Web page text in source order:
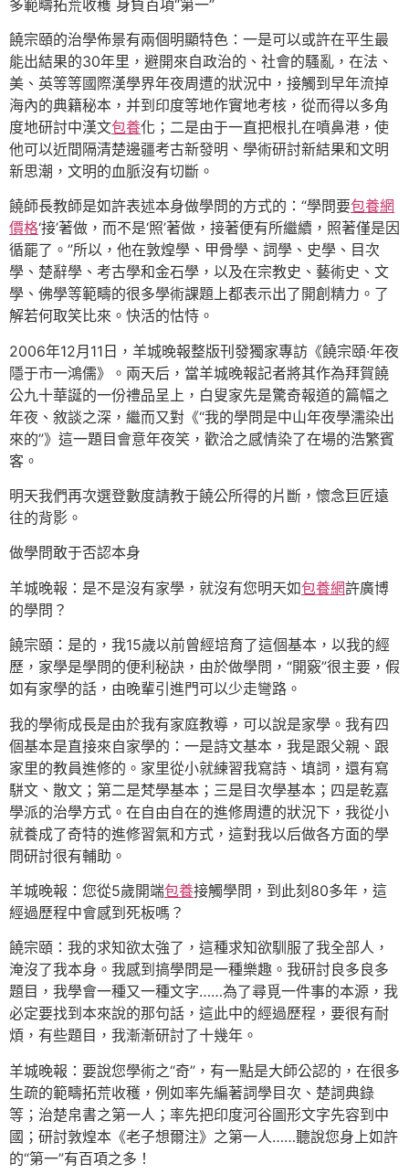
多範疇拓荒收穫 身負百項“第一”
饒宗頤的治學佈景有兩個明顯特色：一是可以或許在平生最
能出結果的30年里，避開來自政治的、社會的騷亂，在法、
美、英等等國際漢學界年夜周遭的狀況中，接觸到早年流掉
海內的典籍秘本，并到印度等地作實地考核，從而得以多角
度地研討中漢文包養化；二是由于一直把根扎在噴鼻港，使
他可以近間隔清楚邊疆考古新發明、學術研討新結果和文明
新思潮，文明的血脈沒有切斷。
饒師長教師是如許表述本身做學問的方式的：“學問要包養網
價格‘接’著做，而不是‘照’著做，接著便有所繼續，照著僅是因
循罷了。”所以，他在敦煌學、甲骨學、詞學、史學、目次
學、楚辭學、考古學和金石學，以及在宗教史、藝術史、文
學、佛學等範疇的很多學術課題上都表示出了開創精力。了
解若何取笑比來。快活的怙恃。
2006年12月11日，羊城晚報整版刊發獨家專訪《饒宗頤·年夜
隱于市一鴻儒》。兩天后，當羊城晚報記者將其作為拜賀饒
公九十華誕的一份禮品呈上，白叟家先是驚奇報道的篇幅之
年夜、敘談之深，繼而又對《“我的學問是中山年夜學濡染出
來的”》這一題目會意年夜笑，歡洽之感情染了在場的浩繁賓
客。
明天我們再次選登數度請教于饒公所得的片斷，懷念巨匠遠
往的背影。
做學問敢于否認本身
羊城晚報：是不是沒有家學，就沒有您明天如包養網許廣博
的學問？
饒宗頤：是的，我15歲以前曾經培育了這個基本，以我的經
歷，家學是學問的便利秘訣，由於做學問，“開竅”很主要，假
如有家學的話，由晚輩引進門可以少走彎路。
我的學術成長是由於我有家庭教導，可以說是家學。我有四
個基本是直接來自家學的：一是詩文基本，我是跟父親、跟
家里的教員進修的。家里從小就練習我寫詩、填詞，還有寫
駢文、散文；第二是梵學基本；三是目次學基本；四是乾嘉
學派的治學方式。在自由自在的進修周遭的狀況下，我從小
就養成了奇特的進修習氣和方式，這對我以后做各方面的學
問研討很有輔助。
羊城晚報：您從5歲開端包養接觸學問，到此刻80多年，這
經過歷程中會感到死板嗎？
饒宗頤：我的求知欲太強了，這種求知欲馴服了我全部人，
淹沒了我本身。我感到搞學問是一種樂趣。我研討良多良多
題目，我學會一種又一種文字……為了尋覓一件事的本源，我
必定要找到本來說的那句話，這此中的經過歷程，要很有耐
煩，有些題目，我漸漸研討了十幾年。
羊城晚報：要說您學術之“奇”，有一點是大師公認的，在很多
生疏的範疇拓荒收穫，例如率先編著詞學目次、楚詞典錄
等；治楚帛書之第一人；率先把印度河谷圖形文字先容到中
國；研討敦煌本《老子想爾注》之第一人……聽說您身上如許
的“第一”有百項之多！